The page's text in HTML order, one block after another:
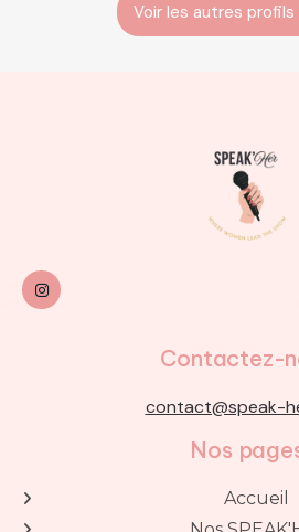
Voir les autres profils

Contactez-
contact@speak-
Nos
 Accueil